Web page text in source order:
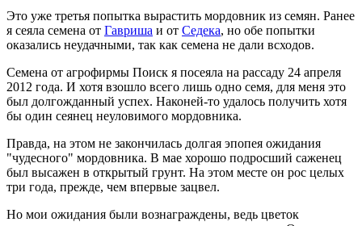
Это уже третья попытка вырастить мордовник из семян. Ранее
я сеяла семена от Гавриша и от Седека, но обе попытки
оказались неудачными, так как семена не дали всходов.
Семена от агрофирмы Поиск я посеяла на рассаду 24 апреля
2012 года. И хотя взошло всего лишь одно семя, для меня это
был долгожданный успех. Наконей-то удалось получить хотя
бы один сеянец неуловимого мордовника.
Правда, на этом не закончилась долгая эпопея ожидания
"чудесного" мордовника. В мае хорошо подросший саженец
был высажен в открытый грунт. На этом месте он рос целых
три года, прежде, чем впервые зацвел.
Но мои ожидания были вознаграждены, ведь цветок